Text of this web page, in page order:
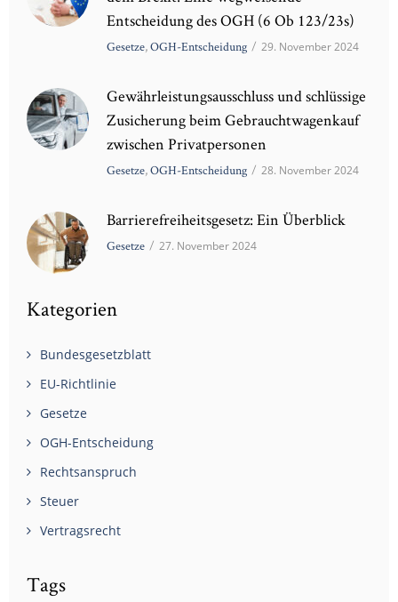
Entscheidung des OGH (6 Ob 123/23s)
Gesetze,OGH-Entscheidung / 29. November 2024
Gewährleistungsausschluss und schlüssige
Zusicherung beim Gebrauchtwagenkauf
zwischen Privatpersonen
Gesetze,OGH-Entscheidung / 28. November 2024
Barrierefreiheitsgesetz: Ein Überblick
Gesetze / 27. November 2024
Kategorien
Bundesgesetzblatt
EU-Richtlinie
Gesetze
OGH-Entscheidung
Rechtsanspruch
Steuer
Vertragsrecht
Tags